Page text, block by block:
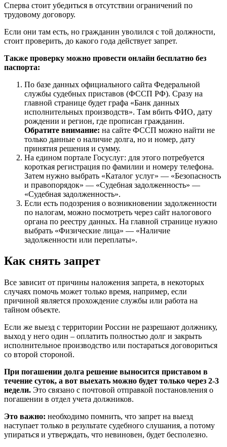
Сперва стоит убедиться в отсутствии ограничений по
трудовому договору.
Если они там есть, но гражданин уволился с той должности,
стоит проверить, до какого года действует запрет.
Также проверку можно провести онлайн бесплатно без
паспорта:
По базе данных официального сайта Федеральной
службы судебных приставов (ФССП РФ). Сразу на
главной странице будет графа «Банк данных
исполнительных производств». Там вбить ФИО, дату
рождении и регион, где прописан гражданин.
Обратите внимание: на сайте ФССП можно найти не
только данные о наличие долга, но и номер, дату
принятия решения и сумму.
На едином портале Госуслуг: для этого потребуется
короткая регистрация по фамилии и номеру телефона.
Затем нужно выбрать «Каталог услуг» — «Безопасность
и правопорядок» — «Судебная задолженность» —
«Судебная задолженность».
Если есть подозрения о возникновении задолженности
по налогам, можно посмотреть через сайт налогового
органа по реестру данных. На главной странице нужно
выбрать «Физические лица» — «Наличие
задолженности или переплаты».
Как снять запрет
Все зависит от причины наложения запрета, в некоторых
случаях помочь может только время, например, если
причиной является прохождение службы или работа на
тайном объекте.
Если же выезд с территории России не разрешают должнику,
выход у него один – оплатить полностью долг и закрыть
исполнительное производство или постараться договориться
со второй стороной.
При погашении долга решение выносится приставом в
течение суток, а вот выехать можно будет только через 2-3
недели. Это связано с почтовой отправкой постановления о
погашении в отдел учета должников.
Это важно: необходимо помнить, что запрет на выезд
наступает только в результате судебного слушания, а потому
упираться и утверждать, что невиновен, будет бесполезно.